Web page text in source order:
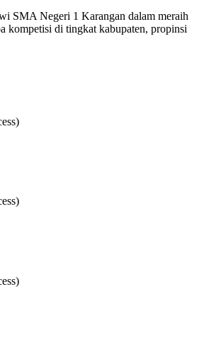
SMA Negeri 1 Karangan dalam meraih
kompetisi di tingkat kabupaten, propinsi